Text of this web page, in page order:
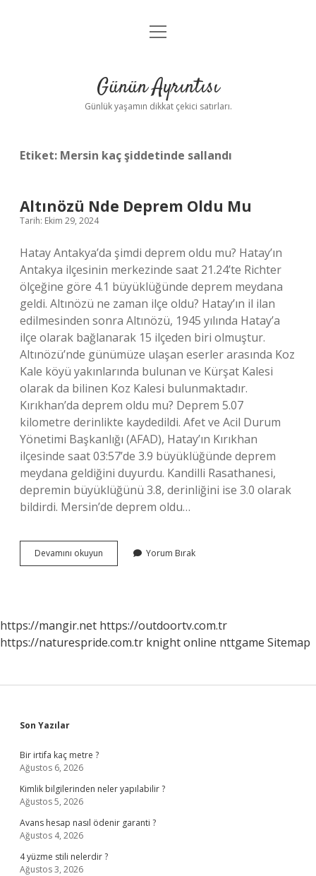
Anasayfa
Yasal Uyarı
menüyü
Günün Ayrıntısı
Günlük yaşamın dikkat çekici satırları.
Etiket: Mersin kaç şiddetinde sallandı
Altınözü Nde Deprem Oldu Mu
Tarih: Ekim 29, 2024
Hatay Antakya’da şimdi deprem oldu mu? Hatay’ın
Antakya ilçesinin merkezinde saat 21.24’te Richter
ölçeğine göre 4.1 büyüklüğünde deprem meydana
geldi. Altınözü ne zaman ilçe oldu? Hatay’ın il ilan
edilmesinden sonra Altınözü, 1945 yılında Hatay’a
ilçe olarak bağlanarak 15 ilçeden biri olmuştur.
Altınözü’nde günümüze ulaşan eserler arasında Koz
Kale köyü yakınlarında bulunan ve Kürşat Kalesi
olarak da bilinen Koz Kalesi bulunmaktadır.
Kırıkhan’da deprem oldu mu? Deprem 5.07
kilometre derinlikte kaydedildi. Afet ve Acil Durum
Yönetimi Başkanlığı (AFAD), Hatay’ın Kırıkhan
ilçesinde saat 03:57’de 3.9 büyüklüğünde deprem
meydana geldiğini duyurdu. Kandilli Rasathanesi,
depremin büyüklüğünü 3.8, derinliğini ise 3.0 olarak
bildirdi. Mersin’de deprem oldu…
Devamını okuyun Altınözü
Nde
Yorum Bırak
https://mangir.net https://outdoortv.com.tr
https://naturespride.com.tr knight online nttgame Sitemap
Sidebar
Son Yazılar
Bir irtifa kaç metre ?
Ağustos 6, 2026
Kimlik bilgilerinden neler yapılabilir ?
Ağustos 5, 2026
Avans hesap nasıl ödenir garanti ?
Ağustos 4, 2026
4 yüzme stili nelerdir ?
Ağustos 3, 2026